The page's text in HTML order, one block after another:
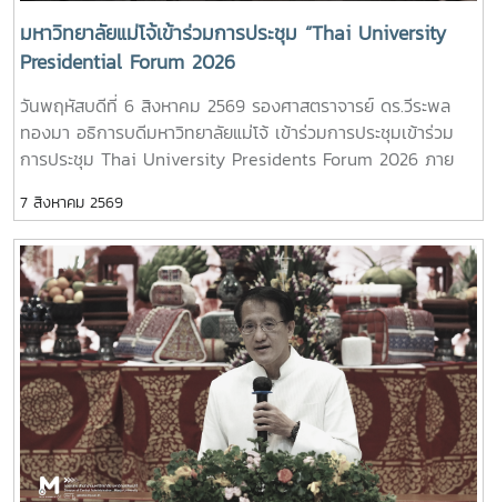
มหาวิทยาลัยแม่โจ้เข้าร่วมการประชุม “Thai University
Presidential Forum 2026
วันพฤหัสบดีที่ 6 สิงหาคม 2569 รองศาสตราจารย์ ดร.วีระพล
ทองมา อธิการบดีมหาวิทยาลัยแม่โจ้ เข้าร่วมการประชุมเข้าร่วม
การประชุม Thai University Presidents Forum 2026 ภาย
ได้รับเกียรติจาก ศาสตราจารย์ ดร.ยศชนัน วงศ์สวัสดิ์ รองนายก
รัฐมนตรีและรัฐมนตรีว่าการกระทรวงการอุดมศึกษา วิทยาศาสตร์
วิจัยและนวัตกรรม เป็นประธานเปิดงาน ณ โรงแรมเซ็นทารา แก
รนด์ แอท เซ็นทรัลพลาซ่าลาดพร้าว กทม.สำหรับการประชุม Thai
University Presidential Forum 2026 มี นายดนุพร ปุณณ
กันต์ ผู้ช่วยรัฐมนตรีประจำกระทรวง อว. ทพญ.ศรีญาดา ปาลิมา
พันธ์ ที่ปรึกษา รมว.อว. ศ.ดร.ศุภชัย ปทุมนากุล ปลัดกระทรวง
อว. ดร.พันธุ์เพิ่มศักดิ์ อารุณี รองปลัดกระทรวง อว. นางศรินยา
สาขากร ผู้ช่วยปลัดกระทรวง อว. คณะผู้บริหารหน่วยงานใน
กระทรวง อว. Professor Tan Eng Chye, President, National
University of Singapore Professor Yang Bin , Vice
7 สิงหาคม 2569